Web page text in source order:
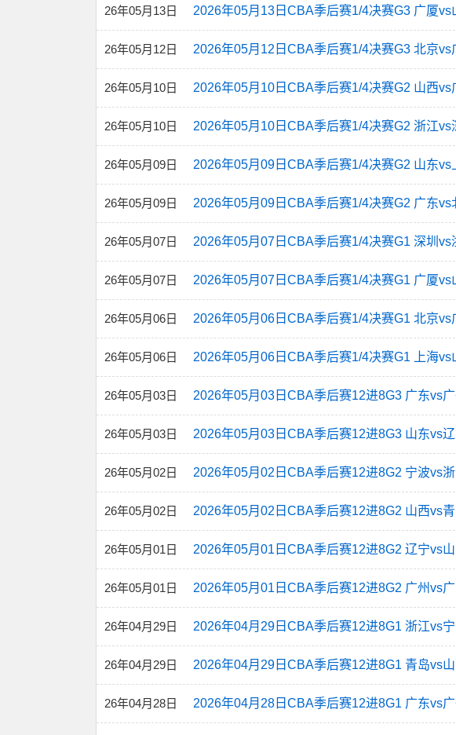
26年05月13日 2026年05月13日CBA季后赛1/4决赛G3 广厦vs
26年05月12日 2026年05月12日CBA季后赛1/4决赛G3 北京vs
26年05月10日 2026年05月10日CBA季后赛1/4决赛G2 山西vs
26年05月10日 2026年05月10日CBA季后赛1/4决赛G2 浙江vs
26年05月09日 2026年05月09日CBA季后赛1/4决赛G2 山东vs
26年05月09日 2026年05月09日CBA季后赛1/4决赛G2 广东vs
26年05月07日 2026年05月07日CBA季后赛1/4决赛G1 深圳vs
26年05月07日 2026年05月07日CBA季后赛1/4决赛G1 广厦vs
26年05月06日 2026年05月06日CBA季后赛1/4决赛G1 北京vs
26年05月06日 2026年05月06日CBA季后赛1/4决赛G1 上海vs
26年05月03日 2026年05月03日CBA季后赛12进8G3 广东vs
26年05月03日 2026年05月03日CBA季后赛12进8G3 山东vs
26年05月02日 2026年05月02日CBA季后赛12进8G2 宁波vs
26年05月02日 2026年05月02日CBA季后赛12进8G2 山西vs
26年05月01日 2026年05月01日CBA季后赛12进8G2 辽宁vs
26年05月01日 2026年05月01日CBA季后赛12进8G2 广州vs
26年04月29日 2026年04月29日CBA季后赛12进8G1 浙江vs
26年04月29日 2026年04月29日CBA季后赛12进8G1 青岛vs
26年04月28日 2026年04月28日CBA季后赛12进8G1 广东vs